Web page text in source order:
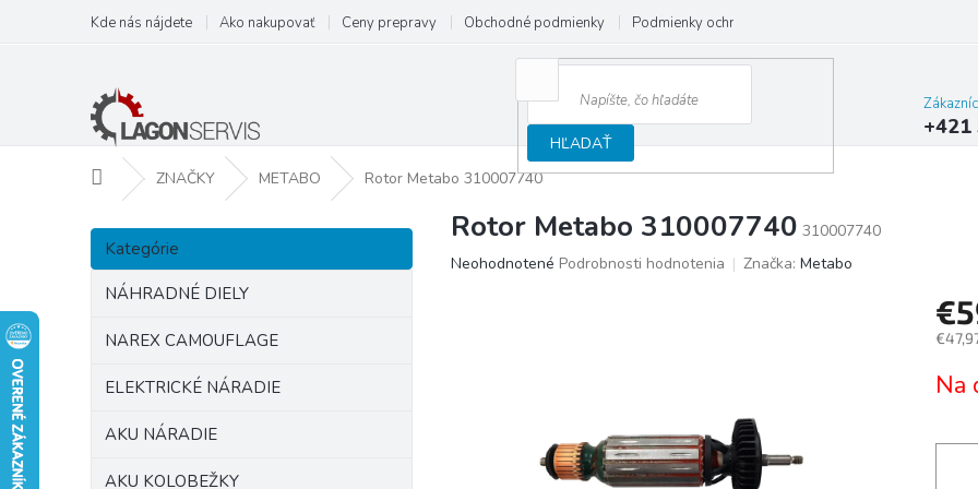
obsah
Kde nás nájdete Ako nakupovať Ceny prepravy Obchodné podmienky Podmienky ochrany osobných údajov
HĽADAŤ
+421
DomovZNAČKY METABO Rotor Metabo 310007740
B
č
Preskočiť
kategórie
Kategórie
NÁHRADNÉ DIELY
NAREX CAMOUFLAGE
ELEKTRICKÉ NÁRADIE
AKU NÁRADIE
AKU KOLOBEŽKY
Rotor Metabo 310007740 310007740
Priemerné
Neohodnotené Podrobnosti hodnotenia Značka: Metabo
cena:
Na